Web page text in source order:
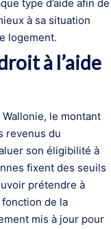
type d’aide afin de
à sa situation
logement.
à l’aide
le montant
revenus du
son éligibilité à
fixent des seuils
prétendre à
fonction de la
mis à jour pour